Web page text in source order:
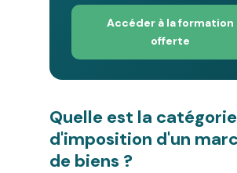
Accéder à la formation
offerte
Quelle est la catégorie
d'imposition d'un
de biens ?